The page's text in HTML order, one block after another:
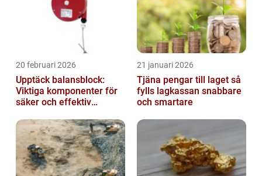
20 februari 2026
Upptäck balansblock:
Viktiga komponenter för
säker och effektiv
21 januari 2026
Tjäna pengar till laget så
fylls lagkassan snabbare
och smartare